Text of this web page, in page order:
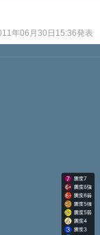
年06月30日15:36発表